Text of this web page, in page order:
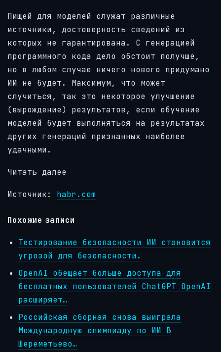
Пищей для моделей служат различные
источники, достоверность сведений из
которых не гарантирована. С генерацией
программного кода дело обстоит получше,
но в любом случае ничего нового придумано
ИИ не будет. Максимум, что может
случиться, так это некоторое улучшение
(вырождение) результатов, если обучение
моделей будет выполняться на результатах
других генераций признанных наиболее
удачными.
Читать далее
Источник: habr.com
Похожие записи
Тестирование безопасности ИИ становится
угрозой для безопасности.
OpenAI обещает больше доступа для
бесплатных пользователей ChatGPT OpenAI
расширяет…
Российская сборная снова выиграла
Международную олимпиаду по ИИ В
Шереметьево…